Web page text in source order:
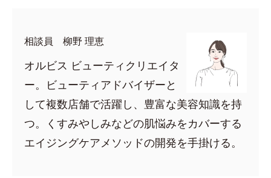
相談員 柳野 理恵
オルビス ビューティクリエイタ
ー。ビューティアドバイザーと
して複数店舗で活躍し、豊富な美容知識を持
つ。くすみやしみなどの肌悩みをカバーする
エイジングケアメソッドの開発を手掛ける。